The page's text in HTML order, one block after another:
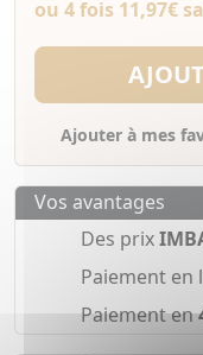
ou 4 fois 11,97€
Ajouter à mes
Vos avantages
Des prix
Paiement en
Paiement en